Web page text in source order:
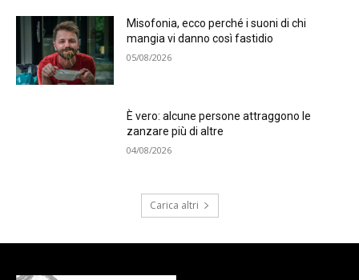
Misofonia, ecco perché i suoni di chi
mangia vi danno così fastidio
05/08/2026
È vero: alcune persone attraggono le
zanzare più di altre
04/08/2026
Carica altri